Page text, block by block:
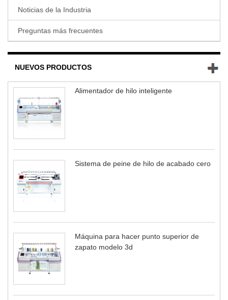
Noticias de la Industria
Preguntas más frecuentes
NUEVOS PRODUCTOS
Alimentador de hilo inteligente
Sistema de peine de hilo de acabado cero
Máquina para hacer punto superior de
zapato modelo 3d